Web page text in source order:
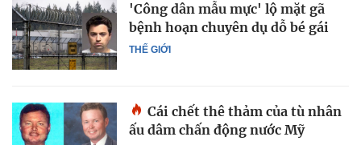
THẾ GIỚI
'Công dân mẫu mực' lộ mặt gã
bệnh hoạn chuyên dụ dỗ bé gái
Cái chết thê thảm của tù nhân
ấu dâm chấn động nước Mỹ